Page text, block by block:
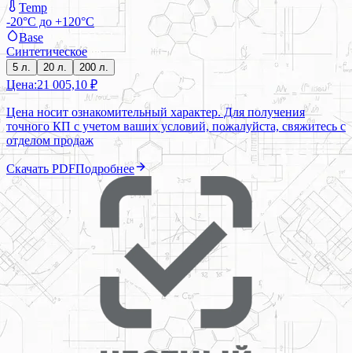
Temp
-20°C до +120°C
Base
Синтетическое
5 л. 20 л. 200 л.
Цена:21 005,10 ₽
Цена носит ознакомительный характер. Для получения
точного КП с учетом ваших условий, пожалуйста, свяжитесь с
отделом продаж
Скачать PDFПодробнее